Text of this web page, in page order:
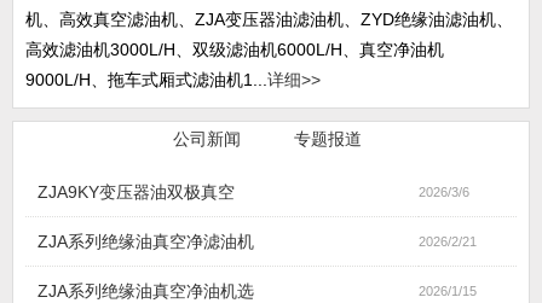
机、高效真空滤油机、ZJA变压器油滤油机、ZYD绝缘油滤油机、
高效滤油机3000L/H、双级滤油机6000L/H、真空净油机
9000L/H、拖车式厢式滤油机1... 详细>>
公司新闻 专题报道
ZJA9KY变压器油双极真空 2026/3/6
ZJA系列绝缘油真空净滤油机 2026/2/21
ZJA系列绝缘油真空净油机选 2026/1/15